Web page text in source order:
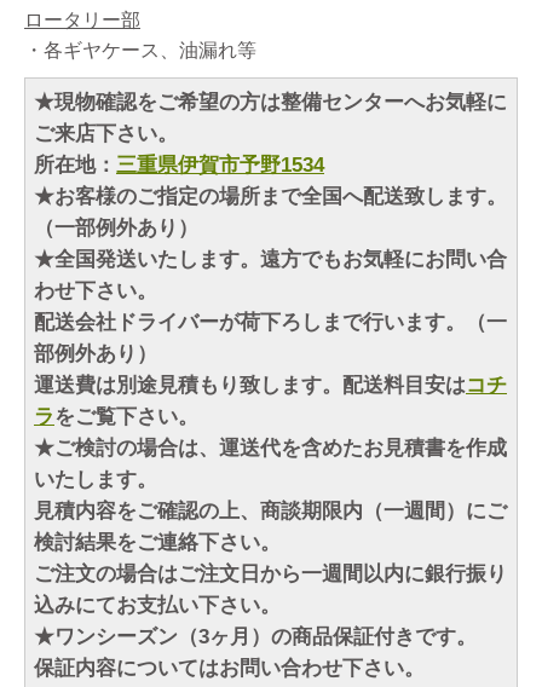
ロータリー部
・各ギヤケース、油漏れ等
★現物確認をご希望の方は整備センターへお気軽に
ご来店下さい。
所在地： 三重県伊賀市予野1534
★お客様のご指定の場所まで全国へ配送致します。
（一部例外あり）
★全国発送いたします。遠方でもお気軽にお問い合
わせ下さい。
配送会社ドライバーが荷下ろしまで行います。（一
部例外あり）
運送費は別途見積もり致します。配送料目安はコチ
ラをご覧下さい。
★ご検討の場合は、運送代を含めたお見積書を作成
いたします。
見積内容をご確認の上、商談期限内（一週間）にご
検討結果をご連絡下さい。
ご注文の場合はご注文日から一週間以内に銀行振り
込みにてお支払い下さい。
★ワンシーズン（3ヶ月）の商品保証付きです。
保証内容についてはお問い合わせ下さい。